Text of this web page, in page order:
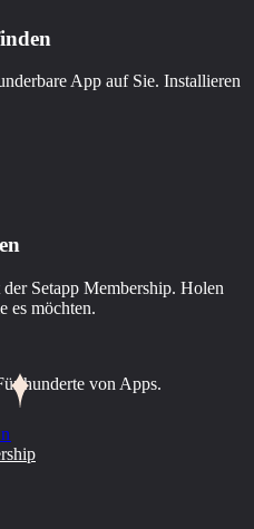
App auf Sie. Installieren
Setapp Membership. Holen
es möchten.
hunderte von Apps.